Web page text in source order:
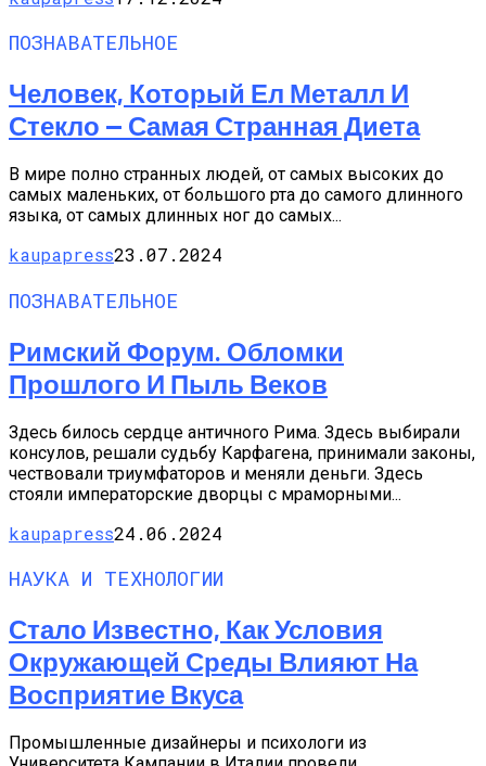
ПОЗНАВАТЕЛЬНОЕ
Человек, Который Ел Металл И
Стекло — Самая Странная Диета
В мире полно странных людей, от самых высоких до
самых маленьких, от большого рта до самого длинного
языка, от самых длинных ног до самых...
kaupapress23.07.2024
ПОЗНАВАТЕЛЬНОЕ
Римский Форум. Обломки
Прошлого И Пыль Веков
Здесь билось сердце античного Рима. Здесь выбирали
консулов, решали судьбу Карфагена, принимали законы,
чествовали триумфаторов и меняли деньги. Здесь
стояли императорские дворцы с мраморными...
kaupapress24.06.2024
НАУКА И ТЕХНОЛОГИИ
Стало Известно, Как Условия
Окружающей Среды Влияют На
Восприятие Вкуса
Промышленные дизайнеры и психологи из